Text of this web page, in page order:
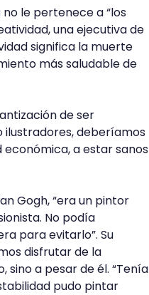
le pertenece a “los
una ejecutiva de
significa la muerte
más saludable de
de ser
ilustradores, deberíamos
a estar sanos
Gogh, “era un pintor
No podía
para evitarlo”. Su
disfrutar de la
sino a pesar de él. “Tenía
pudo pintar